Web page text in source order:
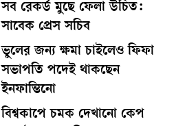
সব রেকর্ড মুছে ফেলা উচিত:
সাবেক প্রেস সচিব
ভুলের জন্য ক্ষমা চাইলেও ফিফা
সভাপতি পদেই থাকছেন
ইনফান্তিনো
বিশ্বকাপে চমক দেখানো কেপ